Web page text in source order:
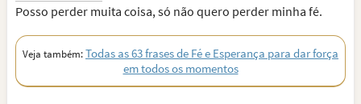
Posso perder muita coisa, só não quero perder minha fé.
Veja também:Todas as 63 frases de Fé e Esperança para dar força
em todos os momentos